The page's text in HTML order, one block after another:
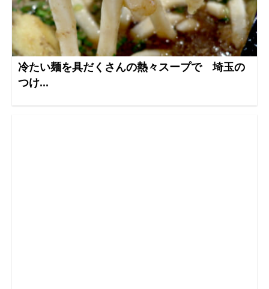
冷たい麺を具だくさんの熱々スープで 埼玉の
つけ...